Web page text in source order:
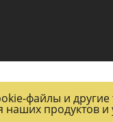
файлы и
продуктов и